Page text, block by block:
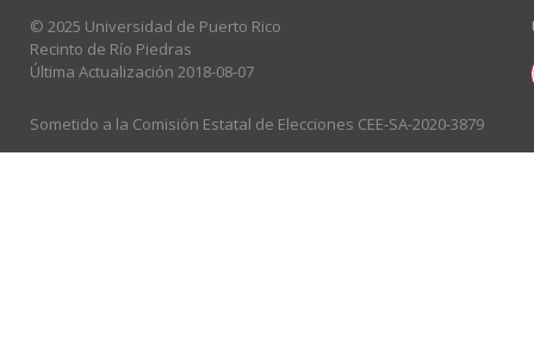
© 2025 Universidad de Puerto Rico
Recinto de Río Piedras
Última Actualización 2018-08-07
Sometido a la Comisión Estatal de Elecciones CEE-SA-2020-3879